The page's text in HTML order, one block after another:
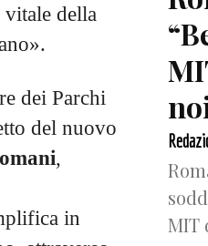
della
dei Parchi
del nuovo
,
in
MIT